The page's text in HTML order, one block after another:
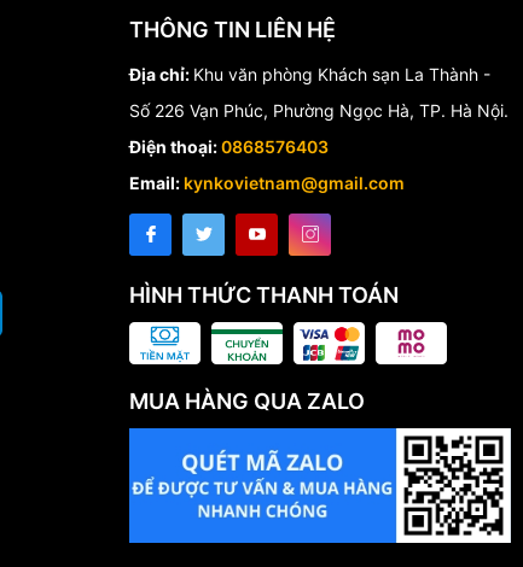
THÔNG TIN LIÊN HỆ
Địa chỉ: Khu văn phòng Khách sạn La Thành -
Số 226 Vạn Phúc, Phường Ngọc Hà, TP. Hà Nội.
Điện thoại:0868576403
Email: kynkovietnam@gmail.com
HÌNH THỨC THANH TOÁN
MUA HÀNG QUA ZALO